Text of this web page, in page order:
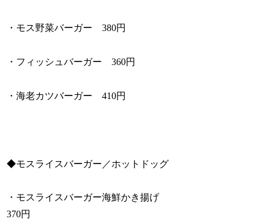
・モス野菜バーガー 380円
・フィッシュバーガー 360円
・海老カツバーガー 410円
◆モスライスバーガー／ホットドッグ
・モスライスバーガー海鮮かき揚げ
370円